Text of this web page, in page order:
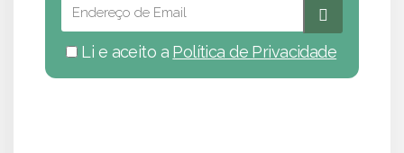
Li e aceito a Política de Privacidade